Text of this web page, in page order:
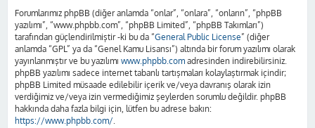
Forumlarımız phpBB (diğer anlamda “onlar”, “onlara”, “onların”, “phpBB
yazılımı”, “www.phpbb.com”, “phpBB Limited”, “phpBB Takımları”)
tarafından güçlendirilmiştir -ki bu da “General Public License” (diğer
anlamda “GPL” ya da “Genel Kamu Lisansı”) altında bir forum yazılımı olarak
yayınlanmıştır ve bu yazılımı www.phpbb.com adresinden indirebilirsiniz.
phpBB yazılımı sadece internet tabanlı tartışmaları kolaylaştırmak içindir;
phpBB Limited müsaade edilebilir içerik ve/veya davranış olarak izin
verdiğimiz ve/veya izin vermediğimiz şeylerden sorumlu değildir. phpBB
hakkında daha fazla bilgi için, lütfen bu adrese bakın:
https://www.phpbb.com/.